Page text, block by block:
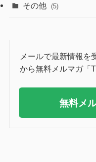
その他 (5)
メールで最新情報を
から無料メルマガ「
無料メ